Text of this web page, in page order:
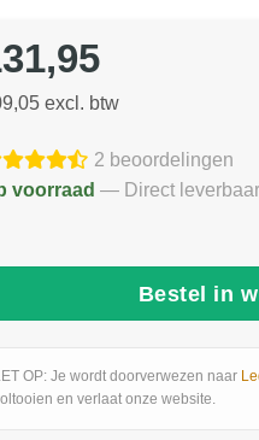
excl. btw
2 beoordelingen
voorraad — Direct leverbaar
Bestel in
OP: Je wordt doorverwezen naar
en verlaat onze website.